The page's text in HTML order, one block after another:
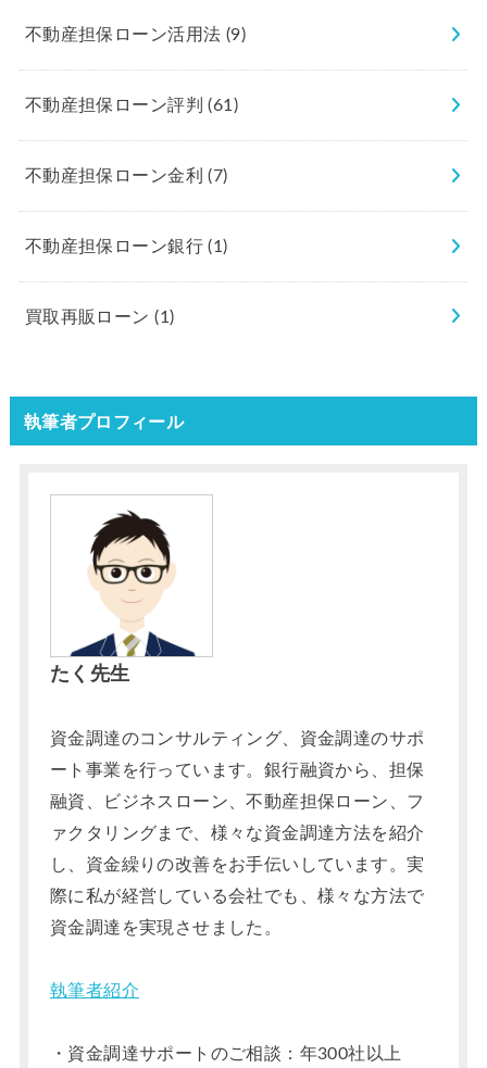
不動産担保ローン活用法 (9)
不動産担保ローン評判(61)
不動産担保ローン金利(7)
不動産担保ローン銀行(1)
買取再販ローン(1)
執筆者プロフィール
たく先生
資金調達のコンサルティング、資金調達のサポ
ート事業を行っています。銀行融資から、担保
融資、ビジネスローン、不動産担保ローン、フ
ァクタリングまで、様々な資金調達方法を紹介
し、資金繰りの改善をお手伝いしています。実
際に私が経営している会社でも、様々な方法で
資金調達を実現させました。
執筆者紹介
・資金調達サポートのご相談：年300社以上